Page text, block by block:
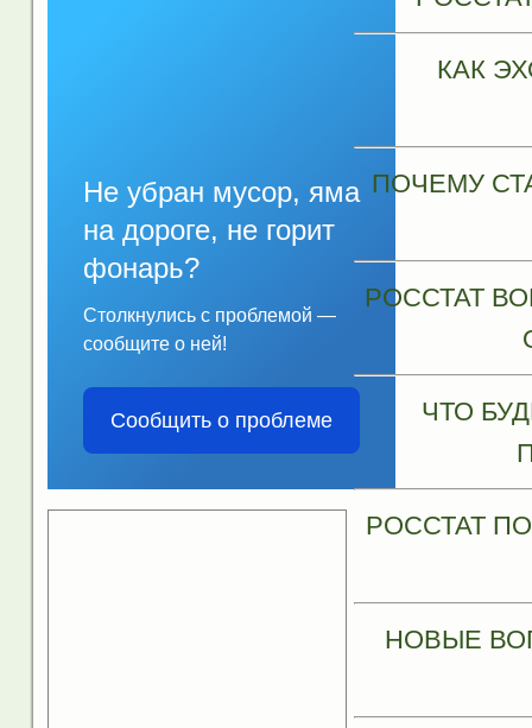
Не убран мусор, яма
на дороге, не горит
фонарь?
Столкнулись с проблемой —
сообщите о ней!
Сообщить о проблеме
КАК
ПОЧЕМУ
РОССТАТ
ЧТО
РОССТАТ
НОВЫЕ